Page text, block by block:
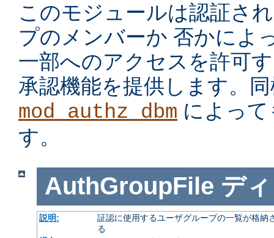
このモジュールは認証さ
プのメンバーか 否かによ
一部へのアクセスを許可
承認機能を提供します。
mod_authz_dbm によっ
す。
AuthGroupFile デ
説明:
証認に使用するユーザグループの一覧が格
る